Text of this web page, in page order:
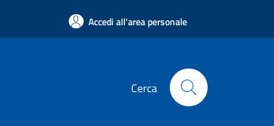
Accedi all'area personale
Cerca